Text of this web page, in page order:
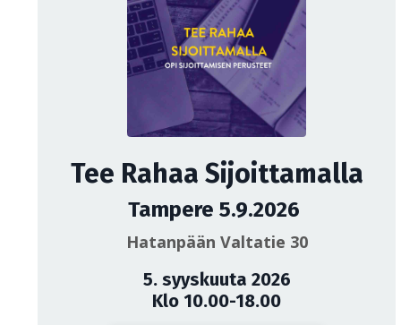
Tee Rahaa Sijoittamalla
Tampere 5.9.2026
Hatanpään Valtatie 30
5. syyskuuta 2026
Klo 10.00-18.00